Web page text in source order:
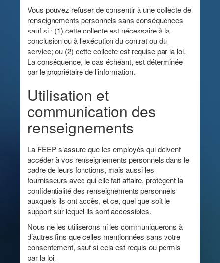
Vous pouvez refuser de consentir à une collecte de
renseignements personnels sans conséquences
sauf si : (1) cette collecte est nécessaire à la
conclusion ou à l’exécution du contrat ou du
service; ou (2) cette collecte est requise par la loi.
La conséquence, le cas échéant, est déterminée
par le propriétaire de l’information.
Utilisation et
communication des
renseignements
La FEEP s’assure que les employés qui doivent
accéder à vos renseignements personnels dans le
cadre de leurs fonctions, mais aussi les
fournisseurs avec qui elle fait affaire, protègent la
confidentialité des renseignements personnels
auxquels ils ont accès, et ce, quel que soit le
support sur lequel ils sont accessibles.
Nous ne les utiliserons ni les communiquerons à
d’autres fins que celles mentionnées sans votre
consentement, sauf si cela est requis ou permis
par la loi.